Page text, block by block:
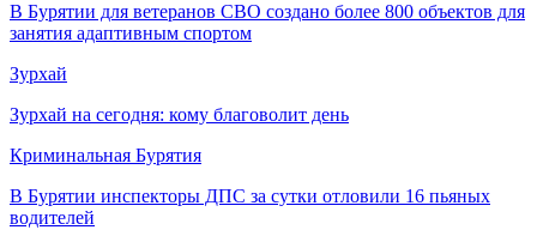
В Бурятии для ветеранов СВО создано более 800 объектов для
занятия адаптивным спортом
Зурхай
Зурхай на сегодня: кому благоволит день
Криминальная Бурятия
В Бурятии инспекторы ДПС за сутки отловили 16 пьяных
водителей